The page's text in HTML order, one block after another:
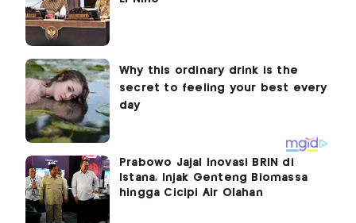
Prabowo Jajal Inovasi BRIN di
Istana, Injak Genteng Biomassa
hingga Cicipi Air Olahan